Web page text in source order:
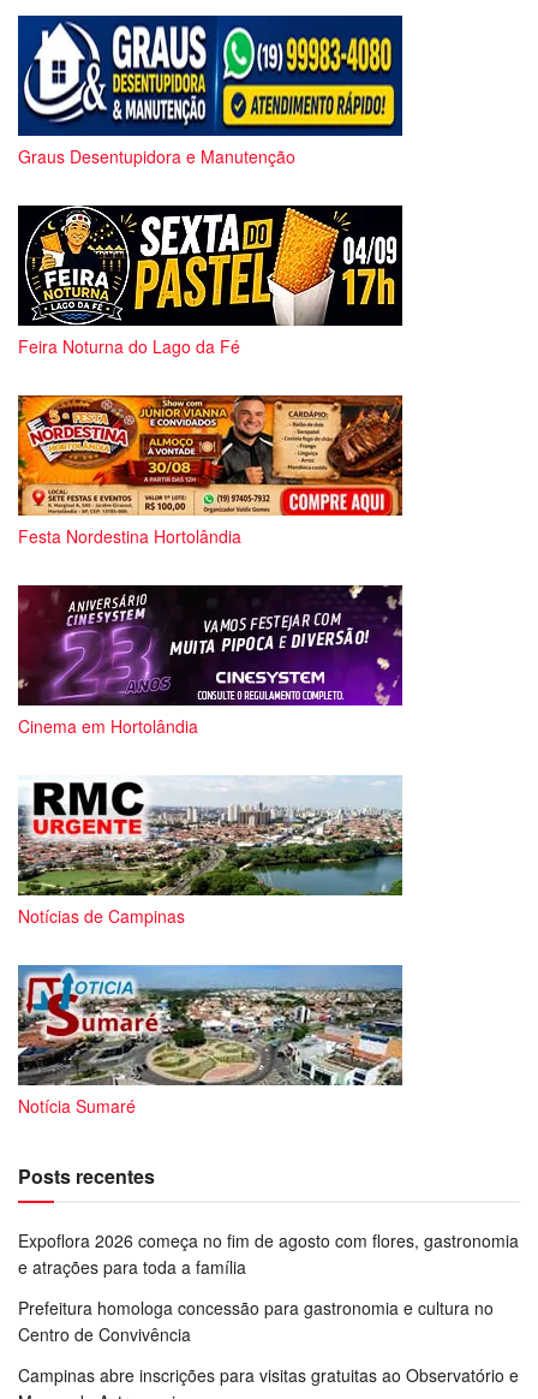
Graus Desentupidora e Manutenção
Feira Noturna do Lago da Fé
Festa Nordestina Hortolândia
Cinema em Hortolândia
Notícias de Campinas
Notícia Sumaré
Posts recentes
Expoflora 2026 começa no fim de agosto com flores, gastronomia
e atrações para toda a família
Prefeitura homologa concessão para gastronomia e cultura no
Centro de Convivência
Campinas abre inscrições para visitas gratuitas ao Observatório e